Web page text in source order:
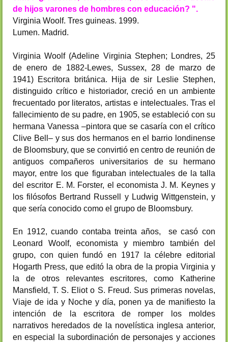
de hijos varones de hombres con educación? ".
Virginia Woolf. Tres guineas. 1999.
Lumen. Madrid.
Virginia Woolf (Adeline Virginia Stephen; Londres, 25
de enero de 1882-Lewes, Sussex, 28 de marzo de
1941) Escritora británica. Hija de sir Leslie Stephen,
distinguido crítico e historiador, creció en un ambiente
frecuentado por literatos, artistas e intelectuales. Tras el
fallecimiento de su padre, en 1905, se estableció con su
hermana Vanessa –pintora que se casaría con el crítico
Clive Bell– y sus dos hermanos en el barrio londinense
de Bloomsbury, que se convirtió en centro de reunión de
antiguos compañeros universitarios de su hermano
mayor, entre los que figuraban intelectuales de la talla
del escritor E. M. Forster, el economista J. M. Keynes y
los filósofos Bertrand Russell y Ludwig Wittgenstein, y
que sería conocido como el grupo de Bloomsbury.
En 1912, cuando contaba treinta años, se casó con
Leonard Woolf, economista y miembro también del
grupo, con quien fundó en 1917 la célebre editorial
Hogarth Press, que editó la obra de la propia Virginia y
la de otros relevantes escritores, como Katherine
Mansfield, T. S. Eliot o S. Freud. Sus primeras novelas,
Viaje de ida y Noche y día, ponen ya de manifiesto la
intención de la escritora de romper los moldes
narrativos heredados de la novelística inglesa anterior,
en especial la subordinación de personajes y acciones